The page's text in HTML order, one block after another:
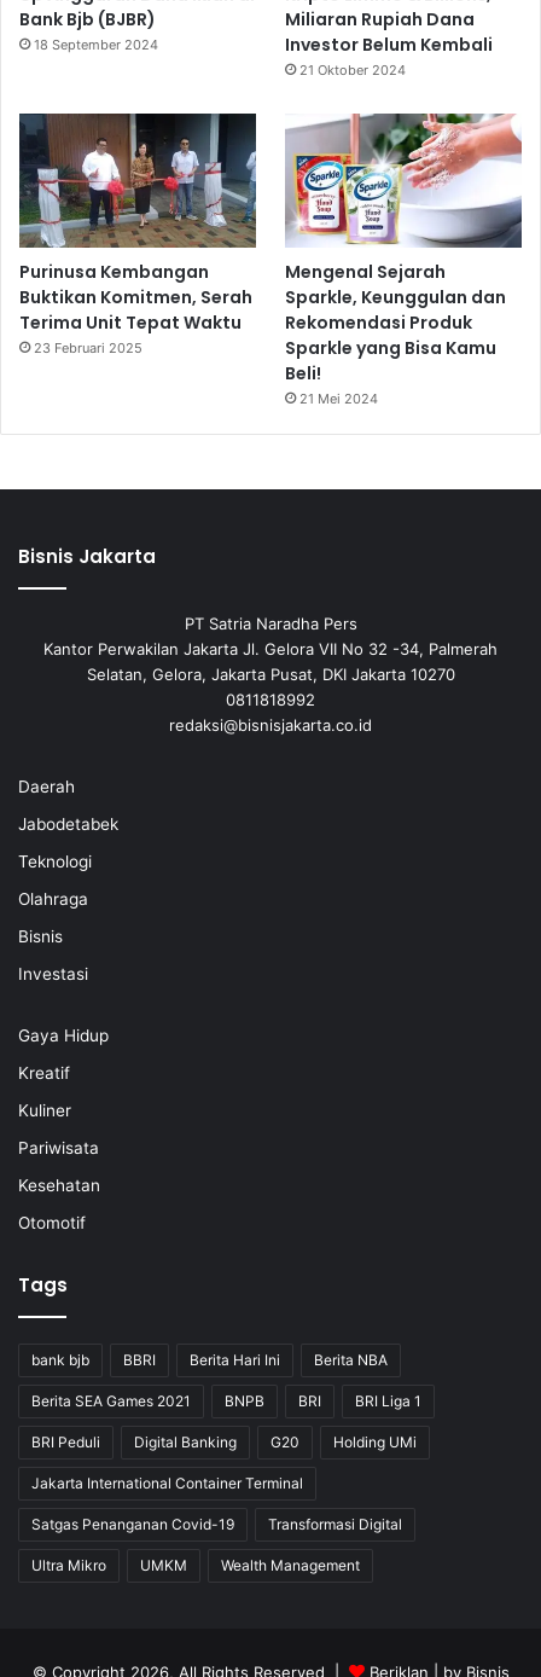
Bank Bjb (BJBR)
18 September 2024
Miliaran Rupiah Dana
Investor Belum Kembali
21 Oktober 2024
Purinusa Kembangan
Buktikan Komitmen, Serah
Terima Unit Tepat Waktu
23 Februari 2025
Mengenal Sejarah
Sparkle, Keunggulan dan
Rekomendasi Produk
Sparkle yang Bisa Kamu
Beli!
21 Mei 2024
Bisnis Jakarta
PT Satria Naradha Pers
Kantor Perwakilan Jakarta Jl. Gelora VII No 32 -34, Palmerah
Selatan, Gelora, Jakarta Pusat, DKI Jakarta 10270
0811818992
redaksi@bisnisjakarta.co.id
Daerah
Jabodetabek
Teknologi
Olahraga
Bisnis
Investasi
Gaya Hidup
Kreatif
Kuliner
Pariwisata
Kesehatan
Otomotif
Tags
bank bjb BBRI Berita Hari Ini Berita NBA
Berita SEA Games 2021 BNPB BRI BRI Liga 1
BRI Peduli Digital Banking G20 Holding UMi
Jakarta International Container Terminal
Satgas Penanganan Covid-19 Transformasi Digital
Ultra Mikro UMKM Wealth Management
© Copyright 2026, All Rights Reserved | Beriklan | by Bisnis